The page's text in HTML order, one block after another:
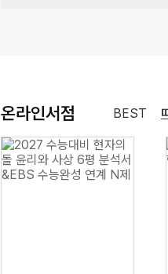
온라인서점 BEST